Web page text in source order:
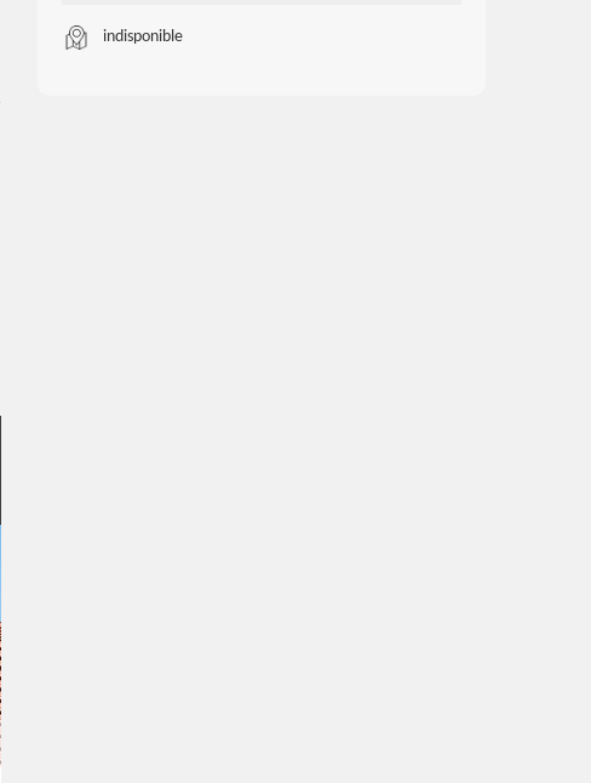
indisponible